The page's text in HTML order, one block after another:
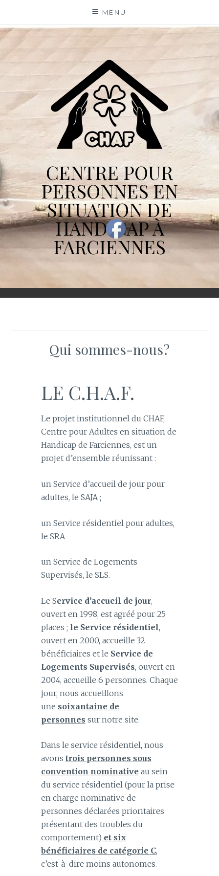
content
MENU
CENTRE POUR
PERSONNES EN
SITUATION DE
HANDICAP À
FARCIENNES
Qui sommes-nous?
LE C.H.A.F.
Le projet institutionnel du CHAF,
Centre pour Adultes en situation de
Handicap de Farciennes, est un
projet d’ensemble réunissant :
un Service d’accueil de jour pour
adultes, le SAJA ;
un Service résidentiel pour adultes,
le SRA
un Service de Logements
Supervisés, le SLS.
Le Service d’accueil de jour,
ouvert en 1998, est agréé pour 25
places ; le Service résidentiel,
ouvert en 2000, accueille 32
bénéficiaires et le Service de
Logements Supervisés, ouvert en
2004, accueille 6 personnes. Chaque
jour, nous accueillons
une soixantaine de
personnes sur notre site.
Dans le service résidentiel, nous
avons trois personnes sous
convention nominative au sein
du service résidentiel (pour la prise
en charge nominative de
personnes déclarées prioritaires
présentant des troubles du
comportement) et six
bénéficiaires de catégorie C,
c’est-à-dire moins autonomes.